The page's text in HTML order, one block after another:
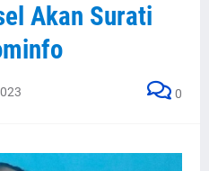
Akan Surati
0